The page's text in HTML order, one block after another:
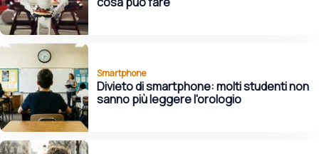
Smartphone
Divieto di smartphone: molti studenti non
sanno più leggere l'orologio